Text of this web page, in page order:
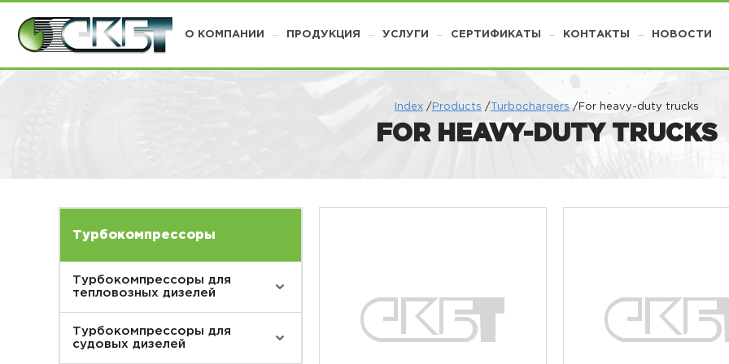
О КОМПАНИИ ПРОДУКЦИЯ УСЛУГИ СЕРТИФИКАТЫ КОНТАКТЫ НОВОСТИ
Index / Products / Turbochargers /For heavy-duty trucks
FOR HEAVY-DUTY TRUCKS
Турбокомпрессоры
Турбокомпрессоры для
тепловозных дизелей
Турбокомпрессоры для
судовых дизелей